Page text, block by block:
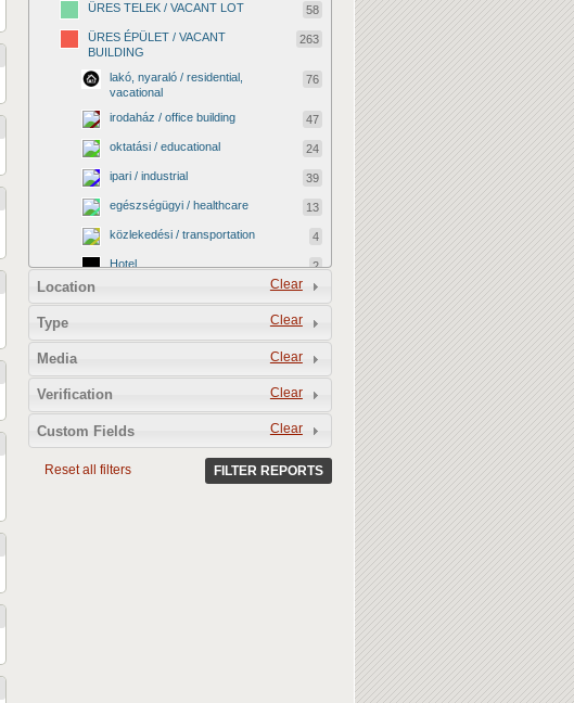
ÜRES TELEK / VACANT LOT 58
ÜRES ÉPÜLET / VACANT
BUILDING
263
lakó, nyaraló / residential,
vacational
76
irodaház / office building 47
oktatási / educational 24
ipari / industrial 39
egészségügyi / healthcare 13
közlekedési / transportation 4
Hotel 2
2
0
kereskedelmi / commercial
egyéb / other 12
kulturális / cultural
BEFEJEZETLEN ÉPÜLET /
UNFINISHED BUILDING
13
Clear
Location
Clear
Type
Clear
Media
Clear
Verification
Clear
Custom Fields
Reset all filters FILTER REPORTS